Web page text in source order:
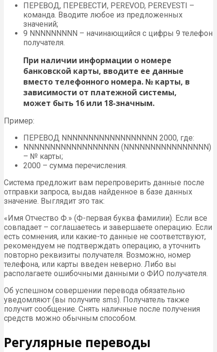
ПЕРЕВОД, ПЕРЕВЕСТИ, PEREVOD, PEREVESTI –
команда. Вводите любое из предложенных
значений;
9 NNNNNNNNN – начинающийся с цифры 9 телефон
получателя.
При наличии информации о номере
банковской карты, вводите ее данные
вместо телефонного номера. № карты, в
зависимости от платежной системы,
может быть 16 или 18-значным.
Пример:
ПЕРЕВОД NNNNNNNNNNNNNNNNNN 2000, где:
NNNNNNNNNNNNNNNNNN (NNNNNNNNNNNNNNNN)
– № карты;
2000 – сумма перечисления.
Система предложит вам перепроверить данные после
отправки запроса, выдав найденное в базе данных
значение. Выглядит это так:
«Имя Отчество Ф.» (Ф-первая буква фамилии). Если все
совпадает – соглашаетесь и завершаете операцию. Если
есть сомнения, или какие-то данные не соответствуют,
рекомендуем не подтверждать операцию, а уточнить
повторно реквизиты получателя. Возможно, номер
телефона, или карты введен неверно. Либо вы
располагаете ошибочными данными о ФИО получателя.
Об успешном совершении перевода обязательно
уведомляют (вы получите sms). Получатель также
получит сообщение. Снять наличные после получения
средств можно обычным способом.
Регулярные переводы